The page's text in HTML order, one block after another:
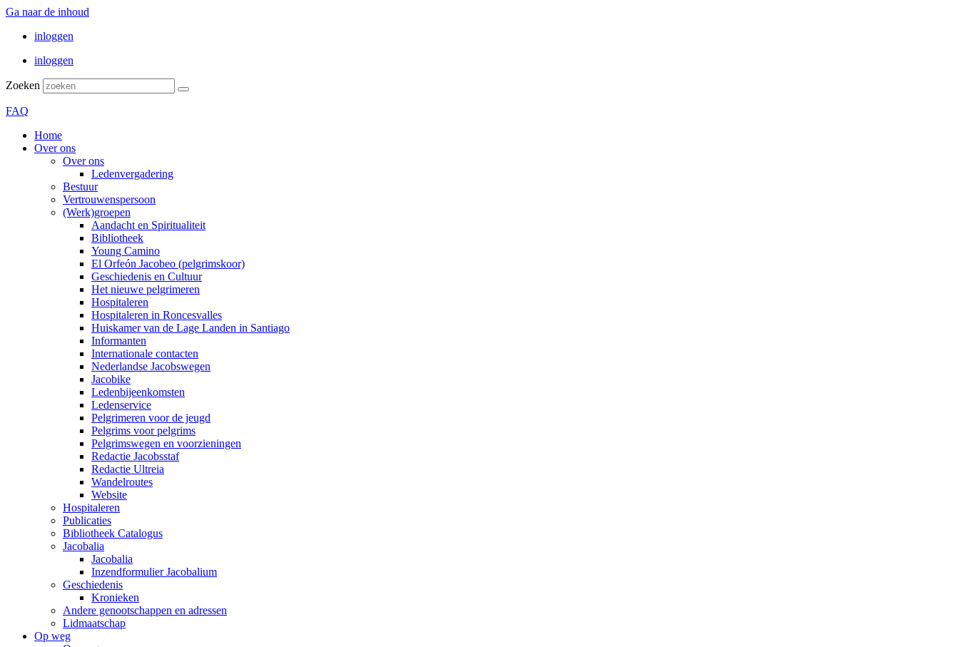
Ga naar de inhoud
inloggen
inloggen
Zoeken
FAQ
Home
Over ons
Over ons
Ledenvergadering
Bestuur
Vertrouwenspersoon
(Werk)groepen
Aandacht en Spiritualiteit
Bibliotheek
Young Camino
El Orfeón Jacobeo (pelgrimskoor)
Geschiedenis en Cultuur
Het nieuwe pelgrimeren
Hospitaleren
Hospitaleren in Roncesvalles
Huiskamer van de Lage Landen in Santiago
Informanten
Internationale contacten
Nederlandse Jacobswegen
Jacobike
Ledenbijeenkomsten
Ledenservice
Pelgrimeren voor de jeugd
Pelgrims voor pelgrims
Pelgrimswegen en voorzieningen
Redactie Jacobsstaf
Redactie Ultreia
Wandelroutes
Website
Hospitaleren
Publicaties
Bibliotheek Catalogus
Jacobalia
Jacobalia
Inzendformulier Jacobalium
Geschiedenis
Kronieken
Andere genootschappen en adressen
Lidmaatschap
Op weg